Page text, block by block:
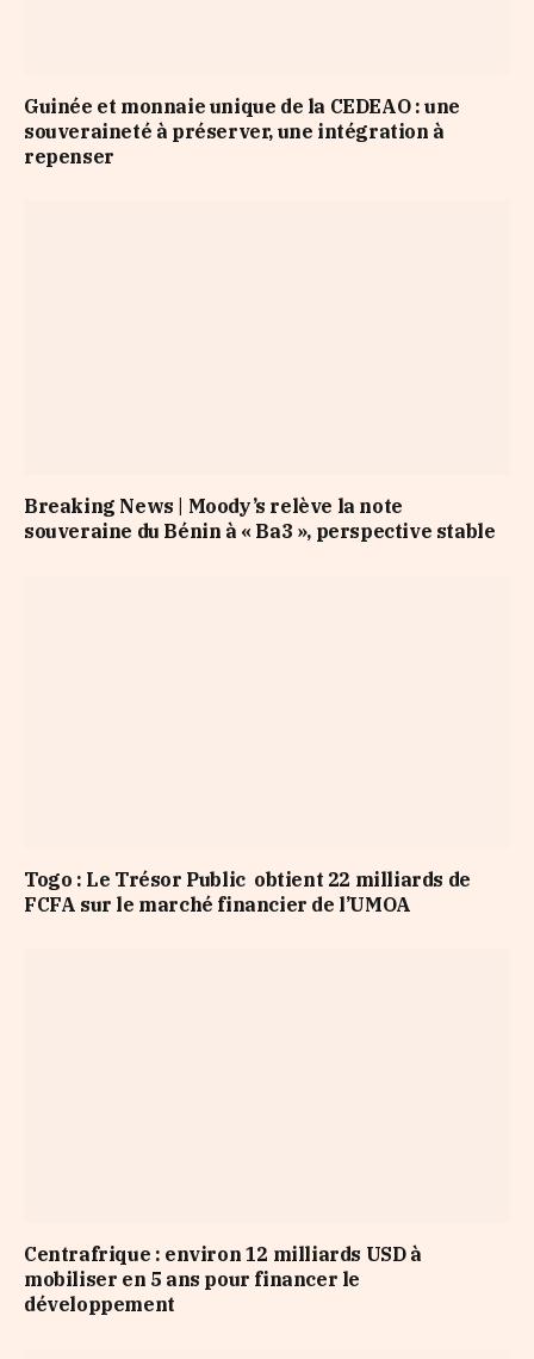
Guinée et monnaie unique de la CEDEAO : une
souveraineté à préserver, une intégration à
repenser
Breaking News | Moody’s relève la note
souveraine du Bénin à « Ba3 », perspective stable
Togo : Le Trésor Public obtient 22 milliards de
FCFA sur le marché financier de l’UMOA
Centrafrique : environ 12 milliards USD à
mobiliser en 5 ans pour financer le
développement